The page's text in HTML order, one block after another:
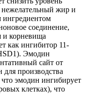
нежелательный жир и
соединение,
и корневища
как ингибитор 11-
Эмодин
сайт от
производства
эмодин ингибирует
клетках), что